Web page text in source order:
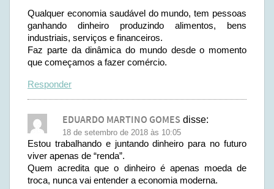
Qualquer economia saudável do mundo, tem pessoas
ganhando dinheiro produzindo alimentos, bens
industriais, serviços e financeiros.
Faz parte da dinâmica do mundo desde o momento
que começamos a fazer comércio.
Responder
EDUARDO MARTINO GOMES disse:
18 de setembro de 2018 às 10:05
Estou trabalhando e juntando dinheiro para no futuro
viver apenas de “renda”.
Quem acredita que o dinheiro é apenas moeda de
troca, nunca vai entender a economia moderna.